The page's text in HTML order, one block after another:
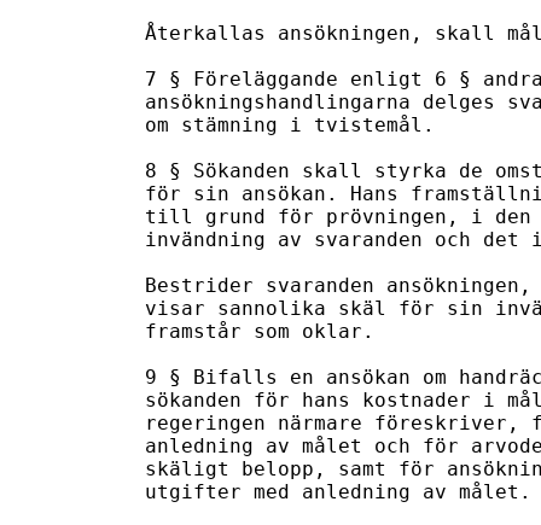
Återkallas ansökningen, skall
7 § Föreläggande enligt 6 §
ansökningshandlingarna delges
om stämning i tvistemål.
8 § Sökanden skall styrka de
för sin ansökan. Hans
till grund för prövningen, i den
invändning av svaranden och
Bestrider svaranden
visar sannolika skäl för sin
framstår som oklar.
9 § Bifalls en ansökan om
sökanden för hans kostnader i
regeringen närmare föreskriver,
anledning av målet och för
skäligt belopp, samt för
utgifter med anledning av målet.